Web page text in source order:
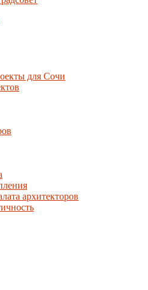
для Сочи
архитекторов